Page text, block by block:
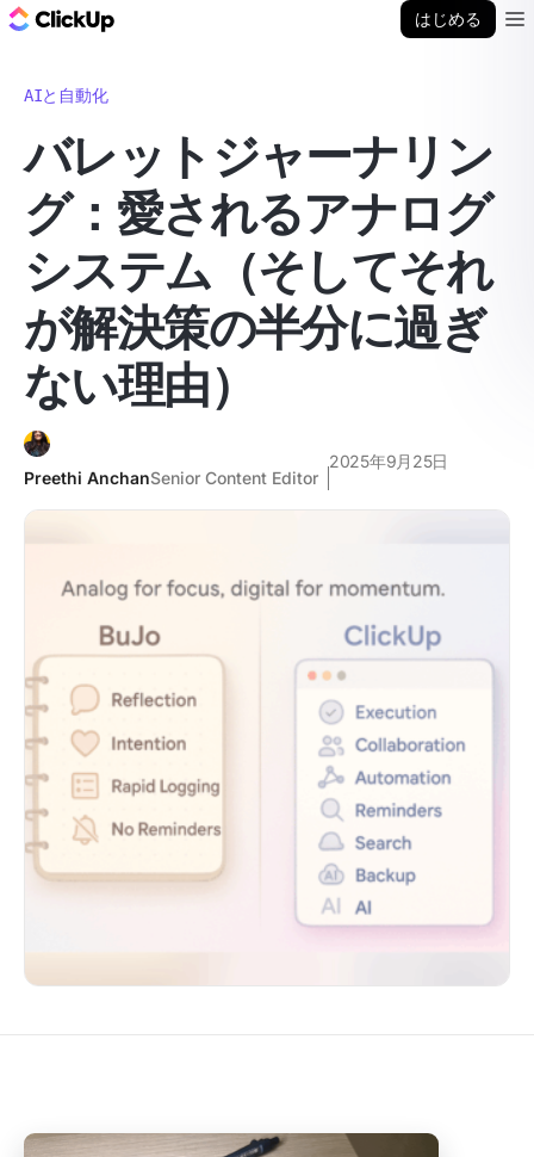
はじめる
AIと自動化
バレットジャーナリン
グ：愛されるアナログ
システム（そしてそれ
が解決策の半分に過ぎ
ない理由）
Preethi AnchanSenior Content Editor
2025年9月25日